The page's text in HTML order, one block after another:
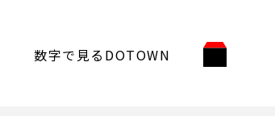
数字で見るDOTOWN